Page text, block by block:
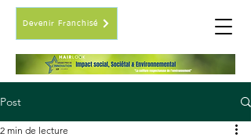
Devenir Franchisé
Post
2 min de lecture